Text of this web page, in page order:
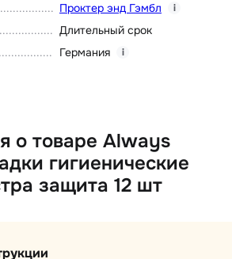
Проктер энд Гэмбл i
Длительный срок
Германия i
о товаре Always
гигиенические
защита 12 шт